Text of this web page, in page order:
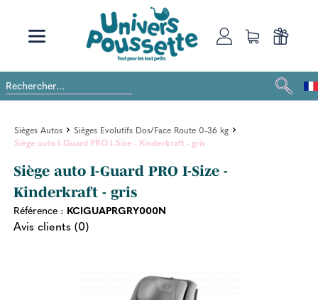
Sièges Autos
Sièges Evolutifs Dos/Face Route 0-36 kg
Siège auto I-Guard PRO I-Size - Kinderkraft - gris
Siège auto I-Guard PRO I-Size -
Kinderkraft - gris
Référence : KCIGUAPRGRY000N
Avis clients (0)